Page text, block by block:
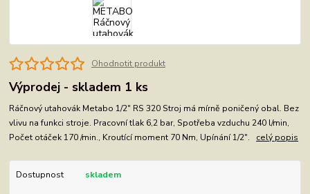
Ohodnotit produkt
Výprodej - skladem 1 ks
Ráčnový utahovák Metabo 1/2" RS 320 Stroj má mírně poničený obal. Bez
vlivu na funkci stroje. Pracovní tlak 6,2 bar, Spotřeba vzduchu 240 l/min,
Počet otáček 170 /min., Kroutící moment 70 Nm, Upínání 1/2". celý popis
Dostupnost skladem